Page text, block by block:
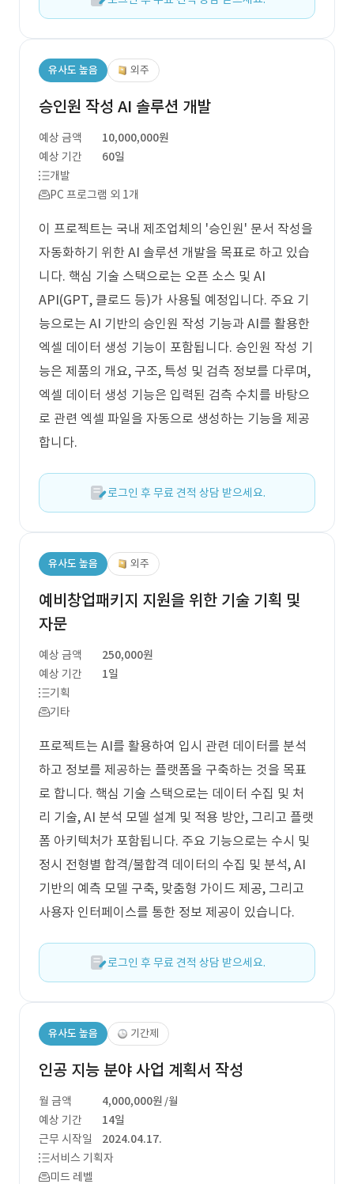
유사도 높음 외주
승인원 작성 AI 솔루션 개발
예상 금액
10,000,000원
예상 기간
60일
개발
PC 프로그램 외 1개
이 프로젝트는 국내 제조업체의 '승인원' 문서 작성을
자동화하기 위한 AI 솔루션 개발을 목표로 하고 있습
니다. 핵심 기술 스택으로는 오픈 소스 및 AI
API(GPT, 클로드 등)가 사용될 예정입니다. 주요 기
능으로는 AI 기반의 승인원 작성 기능과 AI를 활용한
엑셀 데이터 생성 기능이 포함됩니다. 승인원 작성 기
능은 제품의 개요, 구조, 특성 및 검측 정보를 다루며,
엑셀 데이터 생성 기능은 입력된 검측 수치를 바탕으
로 관련 엑셀 파일을 자동으로 생성하는 기능을 제공
합니다.
로그인 후 무료 견적 상담 받으세요.
유사도 높음 외주
예비창업패키지 지원을 위한 기술 기획 및
자문
예상 금액
250,000원
예상 기간
1일
기획
기타
프로젝트는 AI를 활용하여 입시 관련 데이터를 분석
하고 정보를 제공하는 플랫폼을 구축하는 것을 목표
로 합니다. 핵심 기술 스택으로는 데이터 수집 및 처
리 기술, AI 분석 모델 설계 및 적용 방안, 그리고 플랫
폼 아키텍처가 포함됩니다. 주요 기능으로는 수시 및
정시 전형별 합격/불합격 데이터의 수집 및 분석, AI
기반의 예측 모델 구축, 맞춤형 가이드 제공, 그리고
사용자 인터페이스를 통한 정보 제공이 있습니다.
로그인 후 무료 견적 상담 받으세요.
유사도 높음 기간제
인공 지능 분야 사업 계획서 작성
월 금액 4,000,000원 /월
예상 기간
14일
근무 시작일
2024.04.17.
서비스 기획자
미드 레벨